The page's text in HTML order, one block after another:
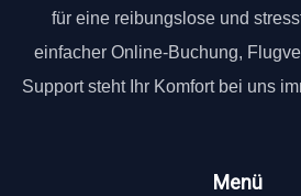
für eine reibungslose und
einfacher Online-Buchung,
Support steht Ihr Komfort bei uns
Menü